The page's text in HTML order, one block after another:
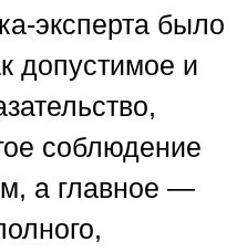
эксперта было
допустимое и
соблюдение
а главное —